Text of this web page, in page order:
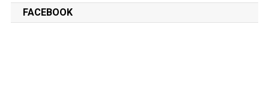
FACEBOOK